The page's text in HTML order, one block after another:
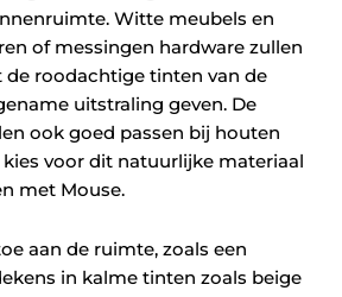
Witte meubels en
of messingen hardware zullen
roodachtige tinten van de
uitstraling geven. De
ook goed passen bij houten
voor dit natuurlijke materiaal
met Mouse.
aan de ruimte, zoals een
in kalme tinten zoals beige